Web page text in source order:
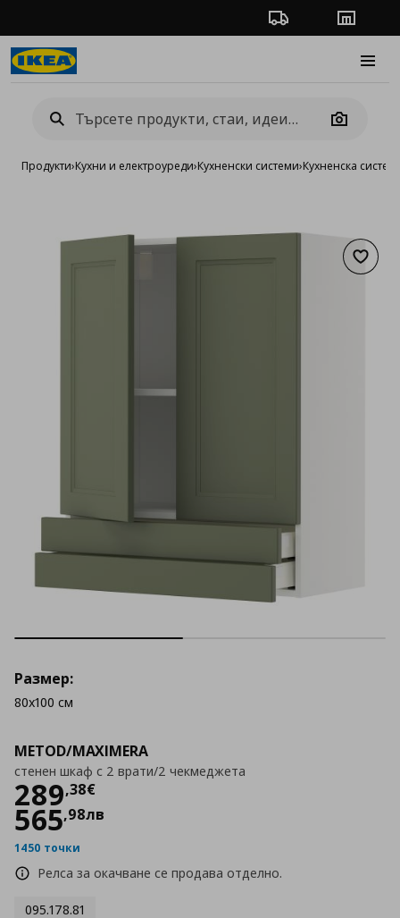
Проследяване на
Camera
Продукти›Кухни и електроуреди›Кухненски системи›Кухненска
METOD/MAXIMERA
стенен шкаф с 2 врати/2 чекмеджета
289,38€
Цена289,38 €
565,98лв
1450 точки
Релса за окачване се продава отделно.
095.178.81
Размер:
80x100 см